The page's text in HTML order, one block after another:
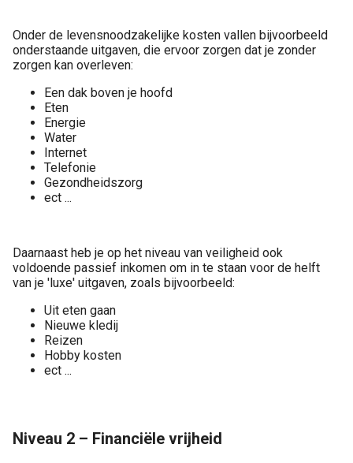
Onder de levensnoodzakelijke kosten vallen bijvoorbeeld
onderstaande uitgaven, die ervoor zorgen dat je zonder
zorgen kan overleven:
Een dak boven je hoofd
Eten
Energie
Water
Internet
Telefonie
Gezondheidszorg
ect ...
Daarnaast heb je op het niveau van veiligheid ook
voldoende passief inkomen om in te staan voor de helft
van je 'luxe' uitgaven, zoals bijvoorbeeld:
Uit eten gaan
Nieuwe kledij
Reizen
Hobby kosten
ect ...
Niveau 2 – Financiële vrijheid